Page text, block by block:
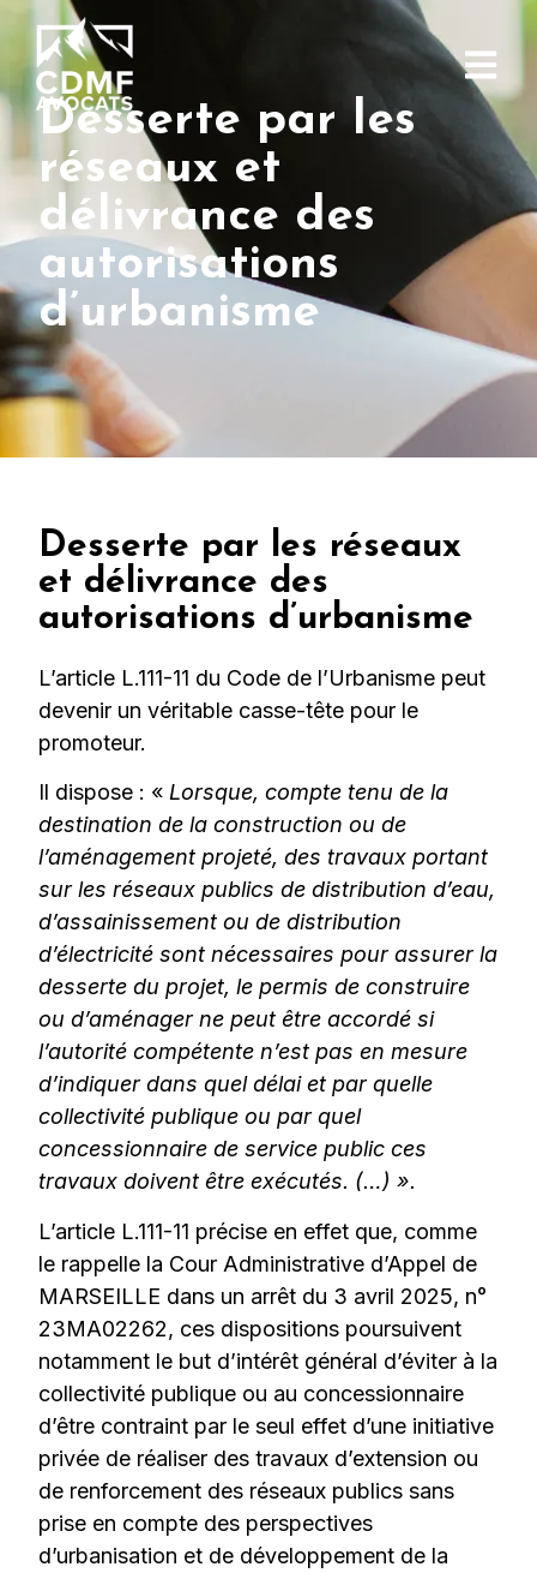
Desserte par les
réseaux et
délivrance des
autorisations
d’urbanisme
Desserte par les réseaux
et délivrance des
autorisations d’urbanisme
L’article L.111-11 du Code de l’Urbanisme peut
devenir un véritable casse-tête pour le
promoteur.
Il dispose : «Lorsque, compte tenu de la
destination de la construction ou de
l’aménagement projeté, des travaux portant
sur les réseaux publics de distribution d’eau,
d’assainissement ou de distribution
d’électricité sont nécessaires pour assurer la
desserte du projet, le permis de construire
ou d’aménager ne peut être accordé si
l’autorité compétente n’est pas en mesure
d’indiquer dans quel délai et par quelle
collectivité publique ou par quel
concessionnaire de service public ces
travaux doivent être exécutés. (…) ».
L’article L.111-11 précise en effet que, comme
le rappelle la Cour Administrative d’Appel de
MARSEILLE dans un arrêt du 3 avril 2025, n°
23MA02262, ces dispositions poursuivent
notamment le but d’intérêt général d’éviter à la
collectivité publique ou au concessionnaire
d’être contraint par le seul effet d’une initiative
privée de réaliser des travaux d’extension ou
de renforcement des réseaux publics sans
prise en compte des perspectives
d’urbanisation et de développement de la